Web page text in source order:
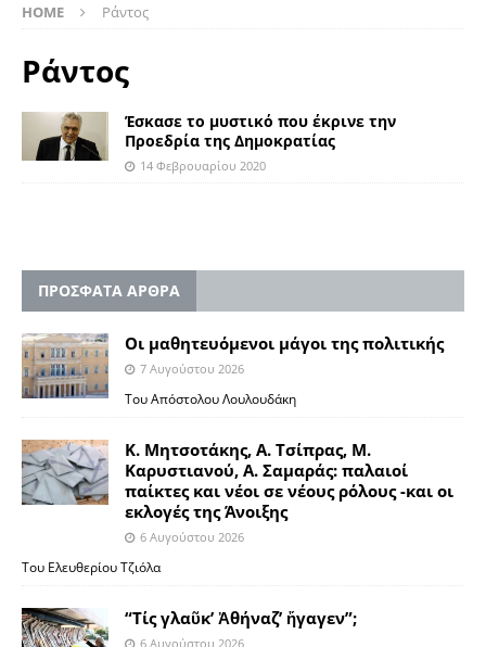
HOME Ράντος
Ράντος
Έσκασε το μυστικό που έκρινε την
Προεδρία της Δημοκρατίας
14 Φεβρουαρίου 2020
ΠΡΟΣΦΑΤΑ ΑΡΘΡΑ
Οι μαθητευόμενοι μάγοι της πολιτικής
7 Αυγούστου 2026
Του Απόστολου Λουλουδάκη
Κ. Μητσοτάκης, Α. Τσίπρας, Μ.
Καρυστιανού, Α. Σαμαράς: παλαιοί
παίκτες και νέοι σε νέους ρόλους -και οι
εκλογές της Άνοιξης
6 Αυγούστου 2026
Του Ελευθερίου Τζιόλα
“Τίς γλαῦκ’ Ἀθήναζ’ ἤγαγεν”;
6 Αυγούστου 2026